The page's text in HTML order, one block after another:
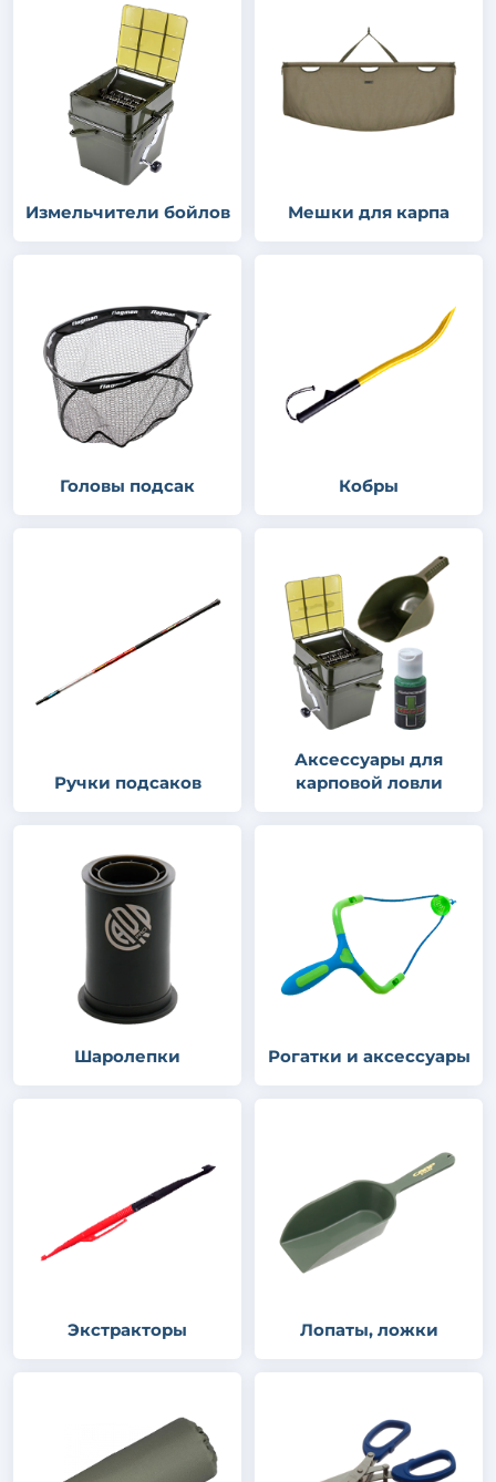
Измельчители бойлов Мешки для карпа
Головы подсак Кобры
Ручки подсаков
Аксессуары для
карповой ловли
Шаролепки Рогатки и аксессуары
Экстракторы Лопаты, ложки